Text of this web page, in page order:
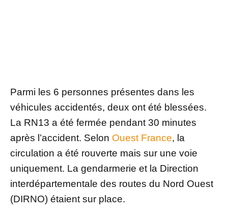
Parmi les 6 personnes présentes dans les
véhicules accidentés, deux ont été blessées.
La RN13 a été fermée pendant 30 minutes
après l’accident. Selon Ouest France, la
circulation a été rouverte mais sur une voie
uniquement. La gendarmerie et la Direction
interdépartementale des routes du Nord Ouest
(DIRNO) étaient sur place.